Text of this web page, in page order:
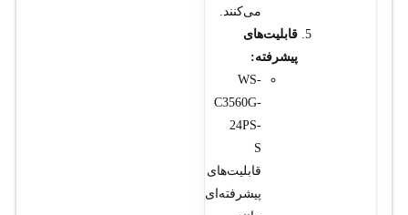
می‌کنند.
قابلیت‌های
پیشرفته:
WS-
C3560G-
24PS-
S
قابلیت‌های
پیشرفته‌ای